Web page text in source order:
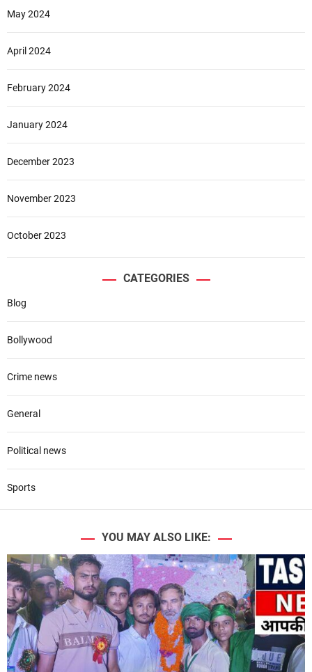
May 2024
April 2024
February 2024
January 2024
December 2023
November 2023
October 2023
CATEGORIES
Blog
Bollywood
Crime news
General
Political news
Sports
YOU MAY ALSO LIKE: